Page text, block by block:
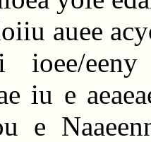
auee
ioee/
iu e
e